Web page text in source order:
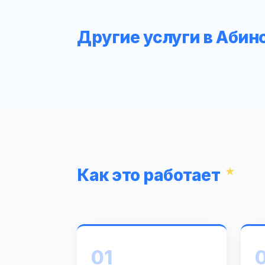
Другие услуги в
Как это работает
01